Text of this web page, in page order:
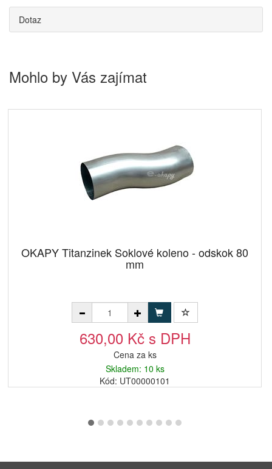
Dotaz
Mohlo by Vás zajímat
OKAPY Titanzinek Soklové koleno - odskok 80
mm
630,00 Kč s DPH
Cena za ks
Skladem: 10 ks
Kód: UT00000101